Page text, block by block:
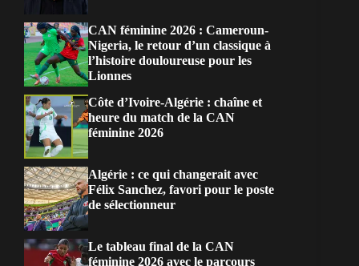
CAN féminine 2026 : Cameroun-
Nigeria, le retour d’un classique à
l’histoire douloureuse pour les
Lionnes
Côte d’Ivoire-Algérie : chaîne et
heure du match de la CAN
féminine 2026
Algérie : ce qui changerait avec
Félix Sanchez, favori pour le poste
de sélectionneur
Le tableau final de la CAN
féminine 2026 avec le parcours